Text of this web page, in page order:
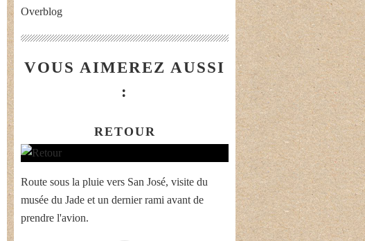
Overblog
VOUS AIMEREZ AUSSI
:
RETOUR
Route sous la pluie vers San José, visite du
musée du Jade et un dernier rami avant de
prendre l'avion.